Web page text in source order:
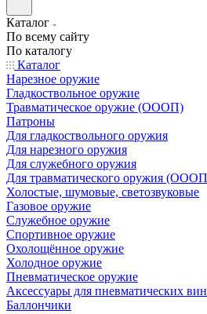
Каталог
По всему сайту
По каталогу
Каталог
Нарезное оружие
Гладкоствольное оружие
Травматическое оружие (ОООП)
Патроны
Для гладкоствольного оружия
Для нарезного оружия
Для служебного оружия
Для травматического оружия
Холостые, шумовые, светозвуковые
Газовое оружие
Служебное оружие
Спортивное оружие
Охолощённое оружие
Холодное оружие
Пневматическое оружие
Аксессуары для пневматических
Баллончики